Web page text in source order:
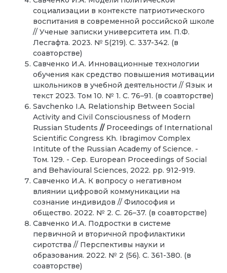
социализации в контексте патриотического
воспитания в современной российской школе
// Ученые записки университета им. П.Ф.
Лесгафта. 2023. № 5(219). С. 337-342. (в
соавторстве)
Савченко И.А. Инновационные технологии
обучения как средство повышения мотивации
школьников в учебной деятельности // Язык и
текст 2023. Том 10. № 1. С. 76–91. (в соавторстве)
Savchenko I.A. Relationship Between Social
Activity and Civil Consciousness of Modern
Russian Students // Proceedings of International
Scientific Congress Kh. Ibragimov Complex
Intitute of the Russian Academy of Science. -
Том. 129. - Сер. European Proceedings of Social
and Behavioural Sciences, 2022. pp. 912-919.
Савченко И.А. К вопросу о негативном
влиянии цифровой коммуникации на
сознание индивидов // Философия и
общество. 2022. № 2. С. 26–37. (в соавторстве)
Савченко И.А. Подростки в системе
первичной и вторичной профилактики
сиротства // Перспективы науки и
образования. 2022. № 2 (56). С. 361-380. (в
соавторстве)